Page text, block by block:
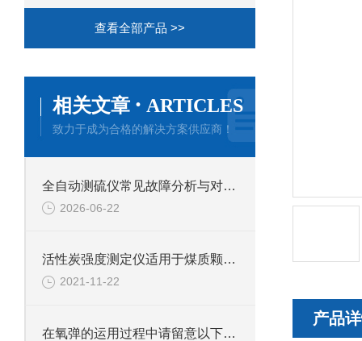
产品
查看全部产品 >>
相关文章 · ARTICLES
致力于成为合格的解决方案供应商！
全自动测硫仪常见故障分析与对应解决策略分享
2026-06-22
活性炭强度测定仪适用于煤质颗粒活性炭强度的测定
2021-11-22
在氧弹的运用过程中请留意以下几个方面